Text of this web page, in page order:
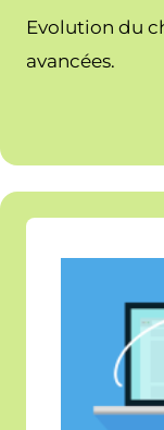
Evolution du
avancées.